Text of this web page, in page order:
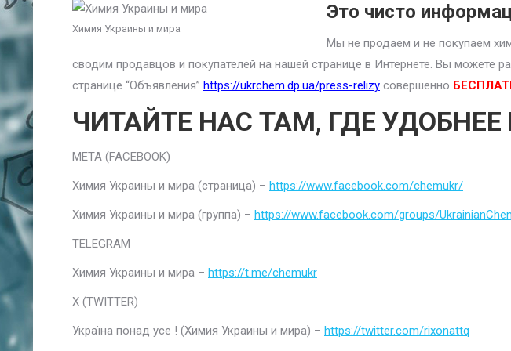
Химия Украины и мира
Это чисто
Мы не продаем и не покупаем
сводим продавцов и покупателей на нашей странице в Интернете. Вы можете
странице “Объявления” https://ukrchem.dp.ua/press-relizy совершенно
ЧИТАЙТЕ НАС ТАМ, ГДЕ
META (FACEBOOK)
Химия Украины и мира (страница) – https://www.facebook.com/chemukr/
Химия Украины и мира (группа) – https://www.facebook.com/groups/
TELEGRAM
Химия Украины и мира – https://t.me/chemukr
Х (TWITTER)
Україна понад усе ! (Химия Украины и мира) – https://twitter.com/rixonattq